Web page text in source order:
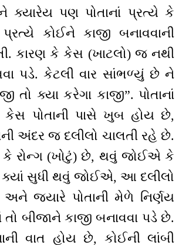
ક્યારેય પણ પોતાનાં પ્રત્યે કે
કોઈને કાજી બનાવવાની
કારણ કે કેસ (ખાટલો) જ નથી
પડે. કેટલી વાર સાંભળ્યું છે ને
તો ક્યા કરેગા કાજી”. પોતાનાં
કેસ પોતાની પાસે ખુબ હોય છે,
અંદર જ દલીલો ચાલતી રહે છે.
કે રોન્ગ (ખોટું) છે, થવું જોઈએ કે
સુધી થવું જોઈએ, આ દલીલો
જ્યારે પોતાની મેળે નિર્ણય
તો બીજાને કાજી બનાવવા પડે છે.
વાત હોય છે, કોઈની લાંબી